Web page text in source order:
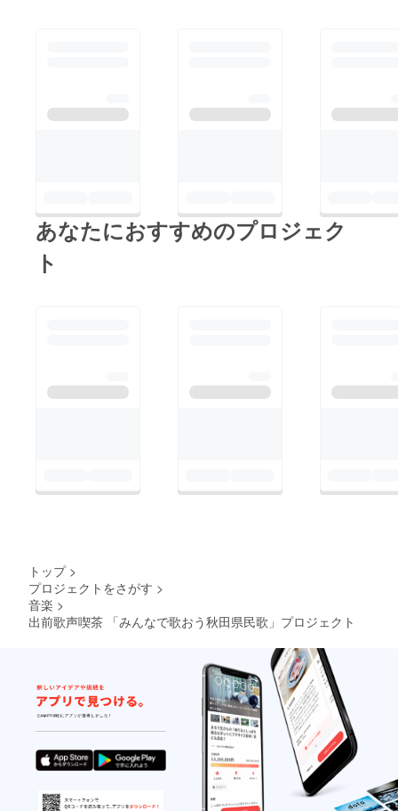
あなたにおすすめのプロジェク
ト
トップ >
プロジェクトをさがす >
音楽 >
出前歌声喫茶 「みんなで歌おう秋田県民歌」プロジェクト